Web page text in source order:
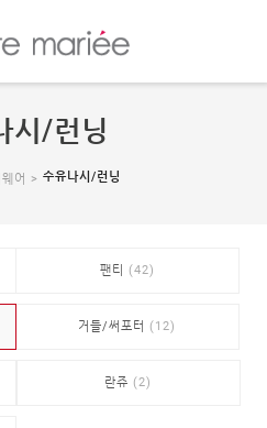
시/런닝
웨어 >수유나시/런닝
팬티 (42)
거들/써포터 (12)
란쥬 (2)